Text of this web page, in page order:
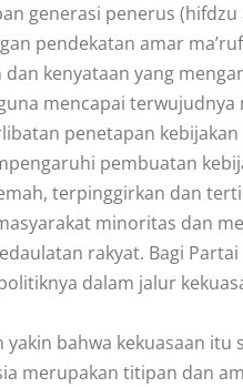
generasi penerus
pendekatan amar
kenyataan yang
mencapai
penetapan
pembuatan
terpinggirkan dan
minoritas dan
rakyat. Bagi
dalam jalur
bahwa kekuasaan itu
merupakan titipan dan